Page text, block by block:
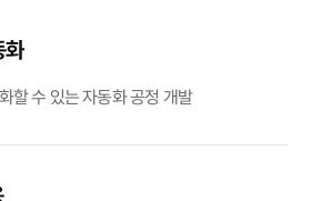
화
할 수 있는 자동화 공정 개발